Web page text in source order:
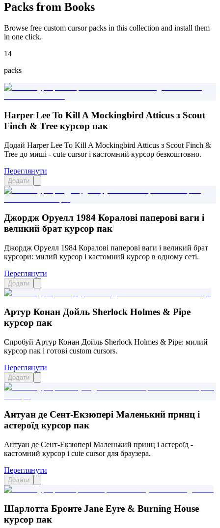
Packs from Books
Browse free custom cursor packs in this collection and install them
in one click.
14
packs
Harper Lee To Kill A Mockingbird Atticus з Scout
Finch & Tree курсор пак
Додай Harper Lee To Kill A Mockingbird Atticus з Scout Finch &
Tree до миші - cute cursor і кастомний курсор безкоштовно.
Переглянути
Додати
Джордж Оруелл 1984 Коралові паперові ваги і
великий брат курсор пак
Джордж Оруелл 1984 Коралові паперові ваги і великий брат
курсори: милий курсор і кастомний курсор в одному сеті.
Переглянути
Додати
Артур Конан Дойль Sherlock Holmes & Pipe
курсор пак
Спробуй Артур Конан Дойль Sherlock Holmes & Pipe: милий
курсор пак і готові custom cursors.
Переглянути
Додати
Антуан де Сент-Екзюпері Маленький принц і
астероїд курсор пак
Антуан де Сент-Екзюпері Маленький принц і астероїд -
кастомний курсор і cute cursor для браузера.
Переглянути
Додати
Шарлотта Бронте Jane Eyre & Burning House
курсор пак